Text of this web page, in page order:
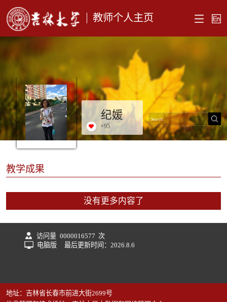
教师个人主页
纪媛
+95
教学成果
没有更多内容了
访问量 0000016577 次
电脑版
最后更新时间： 2026 8 6
地址：吉林省长春市前进大街2699号